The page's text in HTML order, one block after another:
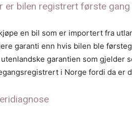
er bilen registrert første gang
en bil som er importert fra
garanti enn hvis bilen ble
garantien som gjelder
i Norge fordi da er